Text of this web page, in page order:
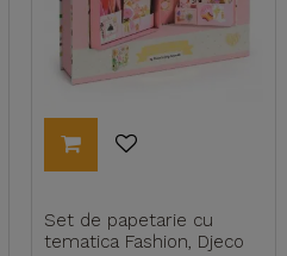
Set de papetarie cu
tematica Fashion, Djeco